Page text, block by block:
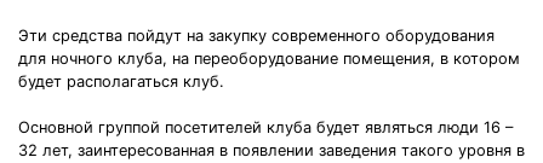
Эти средства пойдут на закупку современного оборудования
для ночного клуба, на переоборудование помещения, в котором
будет располагаться клуб.
Основной группой посетителей клуба будет являться люди 16 –
32 лет, заинтересованная в появлении заведения такого уровня в